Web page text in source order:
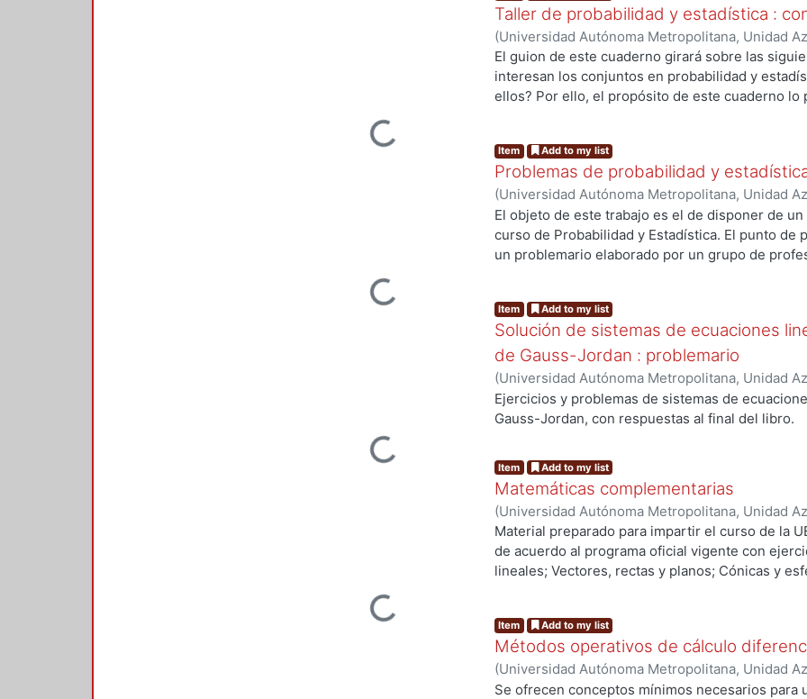
Loading...
Taller de probabilidad y estadística :
(Universidad Autónoma Metropolitana, Unidad
Básicas e Ingeniería, Departamento de Sistemas
Rivera Benítez, Jorge
El guion de este cuaderno girará sobre las
interesan los conjuntos en probabilidad y
ellos? Por ello, el propósito de este cuaderno lo
conjunto particular su opuesto (complemento)
conectivo "y" en dos eventos de interés A y B
resulta de intercalar el conectivo "o" (la unión
debe contar fácilmente el tamaño de los
contar doble. por ejemplo. como contar el
contarlos, se conforma con comparar qué tan
para su tamaño será el de menor o igual que el
etc.
Loading...
Item Add to my list
Problemas de probabilidad y
(Universidad Autónoma Metropolitana, Unidad
Básicas e Ingeniería, Departamento de Ciencias
Jaime ;Ramírez Rodríguez, Javier;Rivera
Bracho, Rafael
El objeto de este trabajo es el de disponer de un
curso de Probabilidad y Estadística. El punto de
un problemario elaborado por un grupo de
aleatorias y funciones de probabilidad. -- 5.
Valores esperados y función generatriz de
muestrales. -- Estimación puntual y por
Invitamos a los lectores a hacernos las
pertinentes, así como también nos den a
omisiones que detecten.
Cálculo de probabilidades. Certidumbre.
Loading...
Item Add to my list
Solución de sistemas de ecuaciones
de Gauss-Jordan : problemario
(Universidad Autónoma Metropolitana, Unidad
Básicas e Ingeniería, Departamento de Ciencias
José;Benítez Morales, Lorenzo;Rivera
Ejercicios y problemas de sistemas de
Gauss-Jordan, con respuestas al final del libro.
Loading...
Item Add to my list
Matemáticas complementarias
(Universidad Autónoma Metropolitana, Unidad
Básicas e Ingeniería, Departamento de Ciencias
Fausto
Material preparado para impartir el curso de la
de acuerdo al programa oficial vigente con
lineales; Vectores, rectas y planos; Cónicas y
Item Add to my list
Métodos operativos de cálculo
(Universidad Autónoma Metropolitana, Unidad
Básicas e Ingeniería, Departamento de Ciencias
Se ofrecen conceptos mínimos necesarios para